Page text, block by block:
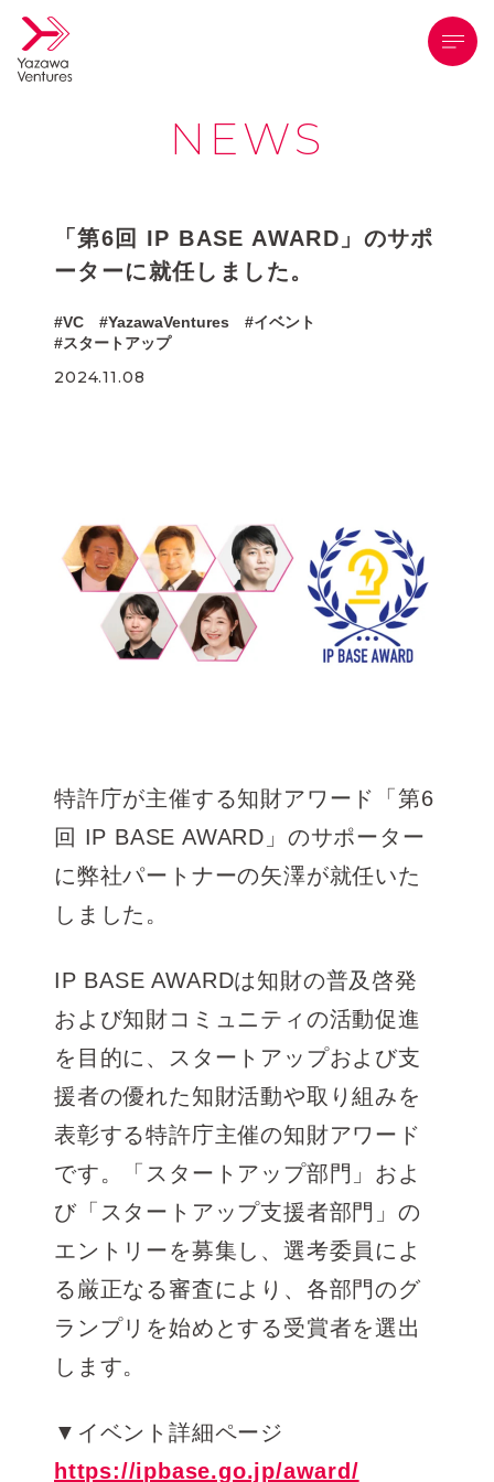
NEWS
「第6回 IP BASE AWARD」のサポ
ーターに就任しました。
VC YazawaVentures
イベント
スタートアップ
2024.11.08
特許庁が主催する知財アワード「第6
回 IP BASE AWARD」のサポーター
に弊社パートナーの矢澤が就任いた
しました。
IP BASE AWARDは知財の普及啓発
および知財コミュニティの活動促進
を目的に、スタートアップおよび支
援者の優れた知財活動や取り組みを
表彰する特許庁主催の知財アワード
です。「スタートアップ部門」およ
び「スタートアップ支援者部門」の
エントリーを募集し、選考委員によ
る厳正なる審査により、各部門のグ
ランプリを始めとする受賞者を選出
します。
▼イベント詳細ページ
https://ipbase.go.jp/award/
メニ